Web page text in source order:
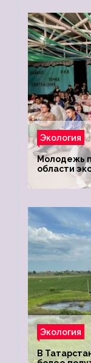
Экология
Молодежь
области
Экология
В